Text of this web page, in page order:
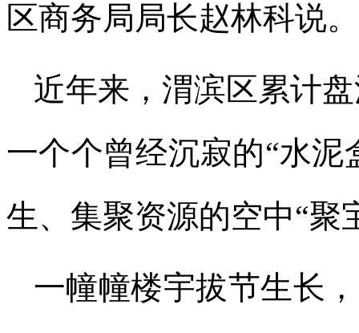
区商务局局长赵林科说。
近年来，渭滨区累计
一个个曾经沉寂的“水
生、集聚资源的空中“聚
一幢幢楼宇拔节生长